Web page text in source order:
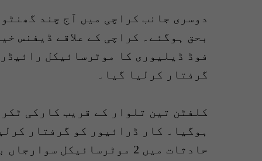
بحق ہوگئے۔ کراچی کے علاقے ڈیفنس
فوڈ ڈیلیوری کا موٹرسائیکل
گرفتار کرلیا گیا۔
کلفٹن تین تلوار کے قریب کارکی
ہوگیا۔ کار ڈرائیور کو گرفتار
حادثات میں 2 موٹرسائیکل سوارجاں بحق ہوگئے۔